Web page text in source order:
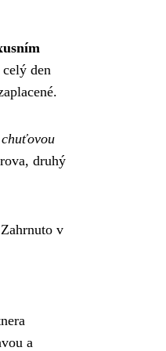
den
druhý
v
a